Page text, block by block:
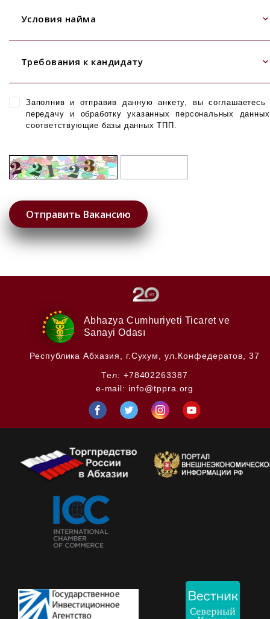
Условия найма
Требования к кандидату
Заполнив и отправив данную анкету, вы соглашаетесь
передачу и обработку указанных персональных
соответствующие базы данных ТПП.
Abhazya Cumhuriyeti Ticaret ve
Sanayi Odası
Республика Абхазия,
г.Сухум, ул.Конфедератов, 37
Тел: +78402263387
e-mail: info@tppra.org